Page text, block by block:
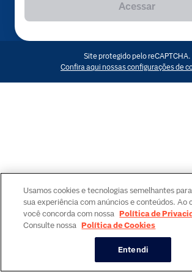
Acessar
Site protegido pelo reCAPTCHA.
Confira aqui nossas configurações de
Usamos cookies e tecnologias semelhantes
sua experiência com anúncios e conteúdos. Ao
você concorda com nossa Política de
Consulte nossa Política de Cookies
Entendi